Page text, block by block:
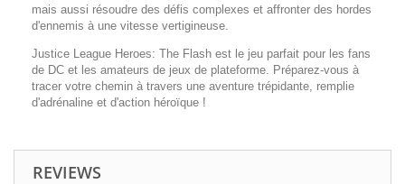
mais aussi résoudre des défis complexes et affronter des hordes
d'ennemis à une vitesse vertigineuse.
Justice League Heroes: The Flash est le jeu parfait pour les fans
de DC et les amateurs de jeux de plateforme. Préparez-vous à
tracer votre chemin à travers une aventure trépidante, remplie
d'adrénaline et d'action héroïque !
REVIEWS